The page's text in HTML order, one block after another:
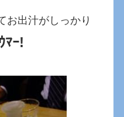
お出汁がしっかり
ﾏｰ!